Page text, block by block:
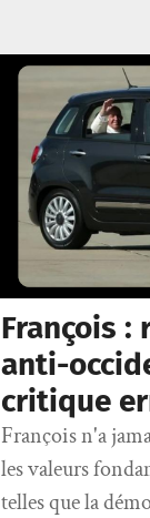
François :
anti-
critique
François n'a
les valeurs
telles que la